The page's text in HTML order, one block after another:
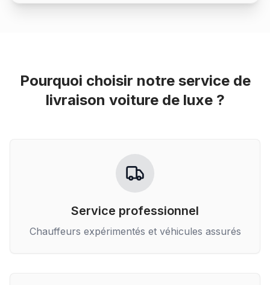
Pourquoi choisir notre service de
livraison voiture de luxe?
Service professionnel
Chauffeurs expérimentés et véhicules assurés